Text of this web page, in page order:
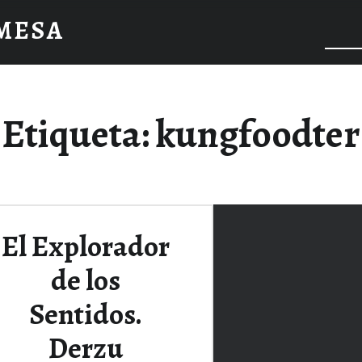
Etiqueta:
El Explorador
de los
Sentidos.
Derzu